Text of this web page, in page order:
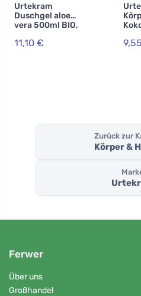
Urtekram
Duschgel aloe
vera 500ml BIO,
11,10 €
Zurück zur
Körper &
Ferwer
Über uns
Großhandel